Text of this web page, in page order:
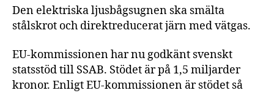
Den elektriska ljusbågsugnen ska smälta
stålskrot och direktreducerat järn med vätgas.
EU-kommissionen har nu godkänt svenskt
statsstöd till SSAB. Stödet är på 1,5 miljarder
kronor. Enligt EU-kommissionen är stödet så